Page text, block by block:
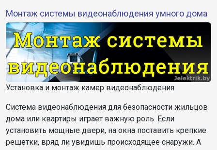
Монтаж системы видеонаблюдения умного дома
Установка и монтаж камер видеонаблюдения
Система видеонаблюдения для безопасности жильцов
дома или квартиры играет важную роль. Если
установить мощные двери, на окна поставить крепкие
решетки, вряд ли увидишь происходящее снаружи. А